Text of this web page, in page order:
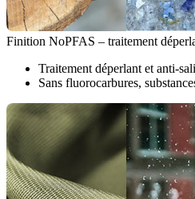
Finition NoPFAS – traitement
Traitement déperlant et anti-
Sans fluorocarbures,